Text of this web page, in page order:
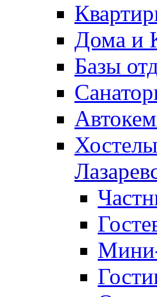
Дома и
Базы